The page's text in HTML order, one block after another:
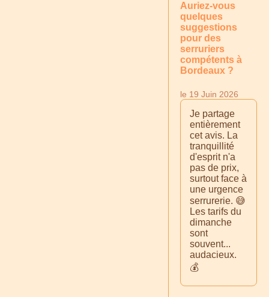
Auriez-vous
quelques
suggestions
pour des
serruriers
compétents à
Bordeaux ?
le 19 Juin 2026
Je partage
entièrement
cet avis. La
tranquillité
d'esprit n'a
pas de prix,
surtout face à
une urgence
serrurerie. 😅
Les tarifs du
dimanche
sont
souvent...
audacieux.
💰